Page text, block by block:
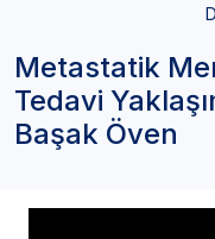
Metastatik
Tedavi
Başak Öven